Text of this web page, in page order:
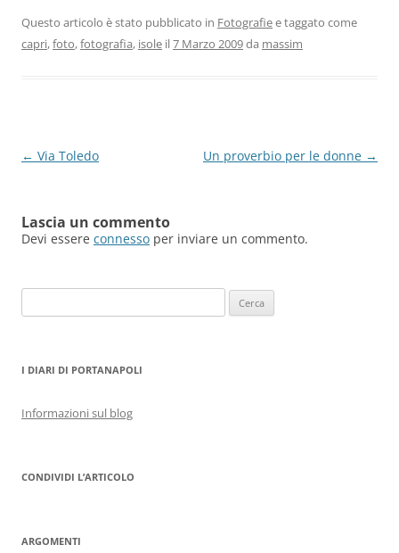
Questo articolo è stato pubblicato in Fotografiee taggato come
capri,foto,fotografia, isole il7 Marzo 2009da massim
Navigazione
← Via Toledo Un proverbio per le donne →
Lascia un commento
Devi essere connesso per inviare un commento.
per:
I DIARI DI PORTANAPOLI
Informazioni sul blog
CONDIVIDI L’ARTICOLO
ARGOMENTI